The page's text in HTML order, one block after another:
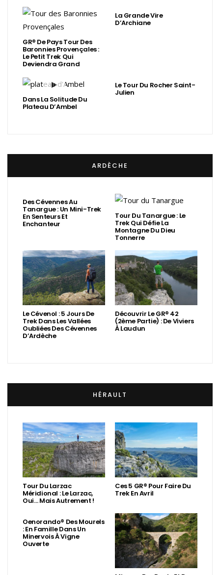
GR® De Pays Tour Des
Baronnies Provençales :
Le Petit Trek Qui
Deviendra Grand
La Grande Vire
D’Archiane
Dans La Solitude Du
Plateau D’Ambel
Le Tour Du Rocher Saint-
Julien
ARDÈCHE
Des Cévennes Au
Tanargue : Un Mini-Trek
En Senteurs Et
Enchanteur
Tour Du Tanargue : Le
Trek Qui Défie La
Montagne Du Dieu
Tonnerre
Le Cévenol : 5 Jours De
Trek Dans Les Vallées
Oubliées Des Cévennes
D’Ardèche
Découvrir Le GR® 42
(2ème Partie) : De Viviers
À Laudun
HÉRAULT
Tour Du Larzac
Méridional : Le Larzac,
Oui… Mais Autrement !
Ces 5 GR® Pour Faire Du
Trek En Avril
Oenorando® Des Mourels
: En Famille Dans Un
Minervois À Vigne
Ouverte